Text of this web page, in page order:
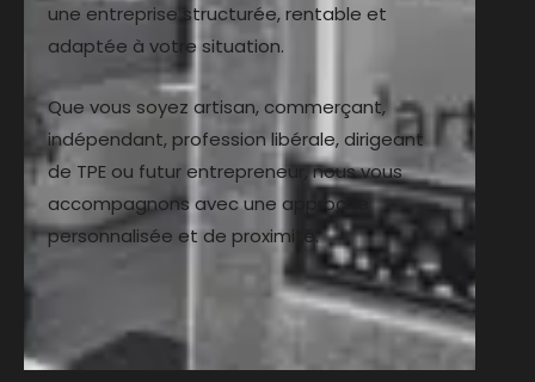
une entreprise structurée, rentable et
adaptée à votre situation.
Que vous soyez artisan, commerçant,
indépendant, profession libérale, dirigeant
de TPE ou futur entrepreneur, nous vous
accompagnons avec une approche
personnalisée et de proximité.